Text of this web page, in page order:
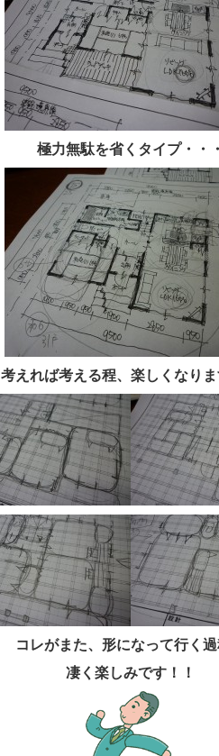
極力無駄を省くタイプ・・・
考えれば考える程、楽しくなりま
コレがまた、形になって行く過
凄く楽しみです！！